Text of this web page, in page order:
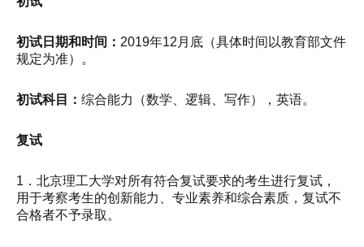
初试日期和时间： 2019年12月底（具体时间以教育部文件
规定为准）。
初试科目： 综合能力（数学、逻辑、写作），英语。
复试
1．北京理工大学对所有符合复试要求的考生进行复试，
用于考察考生的创新能力、专业素养和综合素质，复试不
合格者不予录取。